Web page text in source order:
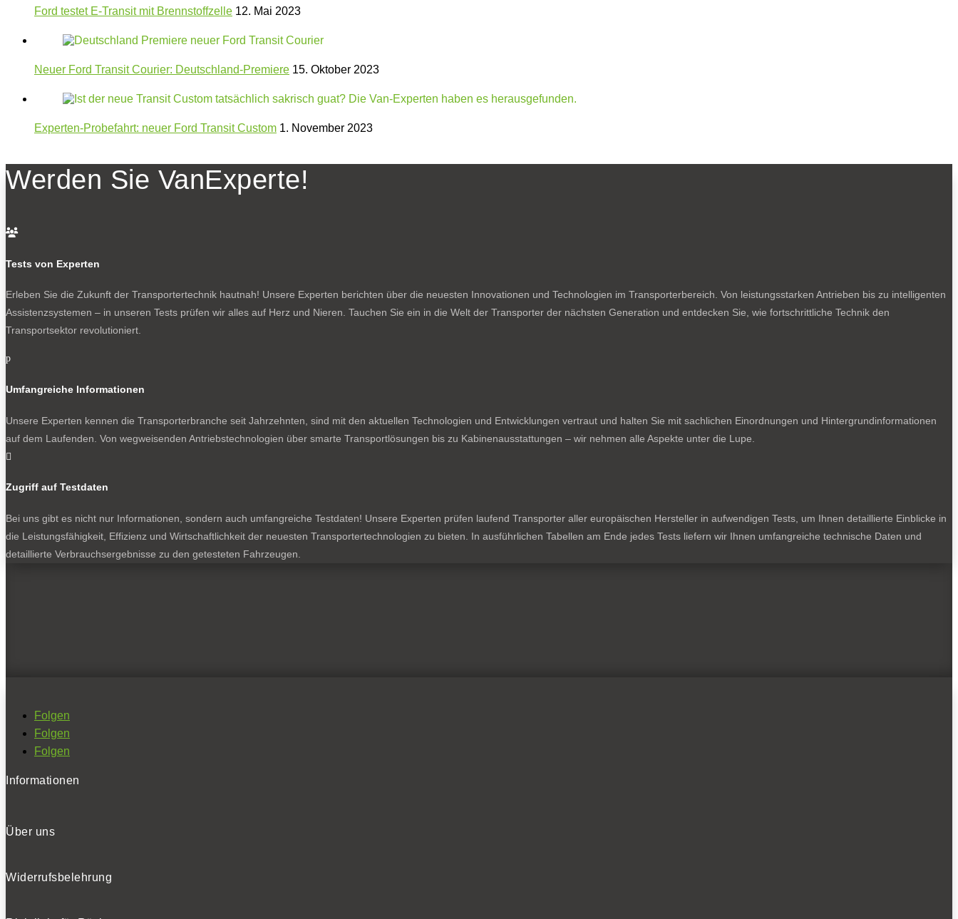
Ford testet E-Transit mit Brennstoffzelle 12. Mai 2023
Neuer Ford Transit Courier: Deutschland-Premiere 15. Oktober 2023
Experten-Probefahrt: neuer Ford Transit Custom 1. November 2023
Werden Sie VanExperte!

Tests von Experten
Erleben Sie die Zukunft der Transportertechnik hautnah! Unsere Experten berichten über die neuesten Innovationen und Technologien im Transporterbereich. Von leistungsstarken Antrieben bis zu intelligenten
Assistenzsystemen – in unseren Tests prüfen wir alles auf Herz und Nieren. Tauchen Sie ein in die Welt der Transporter der nächsten Generation und entdecken Sie, wie fortschrittliche Technik den
Transportsektor revolutioniert.
p
Umfangreiche Informationen
Unsere Experten kennen die Transporterbranche seit Jahrzehnten, sind mit den aktuellen Technologien und Entwicklungen vertraut und halten Sie mit sachlichen Einordnungen und Hintergrundinformationen
auf dem Laufenden. Von wegweisenden Antriebstechnologien über smarte Transportlösungen bis zu Kabinenausstattungen – wir nehmen alle Aspekte unter die Lupe.

Zugriff auf Testdaten
Bei uns gibt es nicht nur Informationen, sondern auch umfangreiche Testdaten! Unsere Experten prüfen laufend Transporter aller europäischen Hersteller in aufwendigen Tests, um Ihnen detaillierte Einblicke in
die Leistungsfähigkeit, Effizienz und Wirtschaftlichkeit der neuesten Transportertechnologien zu bieten. In ausführlichen Tabellen am Ende jedes Tests liefern wir Ihnen umfangreiche technische Daten und
detaillierte Verbrauchsergebnisse zu den getesteten Fahrzeugen.
Folgen
Folgen
Folgen
Informationen
Über uns
Widerrufsbelehrung